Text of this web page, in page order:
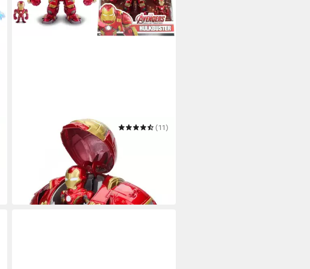
Actionfigur Marvel Hulkbuster +
Ironman Figur
(11)
UVP34,99 €
in 1-2 Werktagen bei dir